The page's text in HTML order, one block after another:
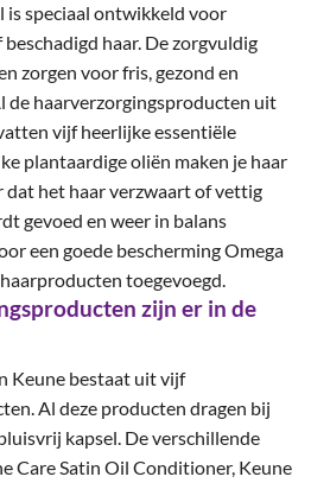
is speciaal ontwikkeld voor
haar. De zorgvuldig
zorgen voor fris, gezond en
de haarverzorgingsproducten uit
vijf heerlijke essentiële
plantaardige oliën maken je haar
dat het haar verzwaart of vettig
gevoed en weer in balans
een goede bescherming Omega
toegevoegd.
zijn er in de
Keune bestaat uit vijf
Al deze producten dragen bij
kapsel. De verschillende
Care Satin Oil Conditioner, Keune